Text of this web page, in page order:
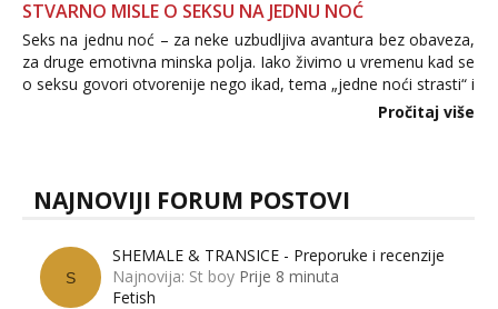
STVARNO MISLE O SEKSU NA JEDNU NOĆ
Seks na jednu noć – za neke uzbudljiva avantura bez obaveza,
za druge emotivna minska polja. Iako živimo u vremenu kad se
o seksu govori otvorenije nego ikad, tema „jedne noći strasti“ i
dalje izaziva burne rasprave. Što zapravo misle žene, a što
Pročitaj više
NAJNOVIJI FORUM POSTOVI
S
SHEMALE & TRANSICE - Preporuke i recenzije
Najnovija: St boy Prije 8 minuta
Fetish